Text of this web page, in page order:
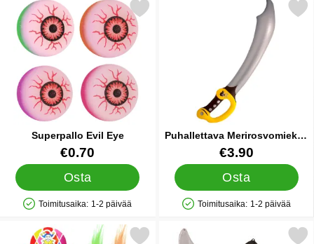
Superpallo Evil Eye
Tuote.nro 38635
€0.70
Osta
Saatavuus: Varastossa
Toimitusaika: 1-2 päivää
Merkitse superpallo Evil Eye suosikiksi
Puhallettava Merirosvomiekka
Kulta/Musta
Tuote.nro 10785
€3.90
Osta
Saatavuus: Varastossa
Toimitusaika: 1-2 päivää
Merkitse puhallettava
Merkitse kynäpeikko suosikiksiMerkitse merirosvosetti